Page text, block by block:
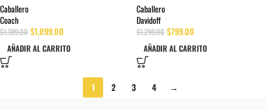
Caballero
Coach
$1,389.00 $1,099.00
AÑADIR AL CARRITO
Caballero
Davidoff
$1,299.00 $799.00
AÑADIR AL CARRITO
1 2 3 4 →